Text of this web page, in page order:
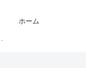
ホーム